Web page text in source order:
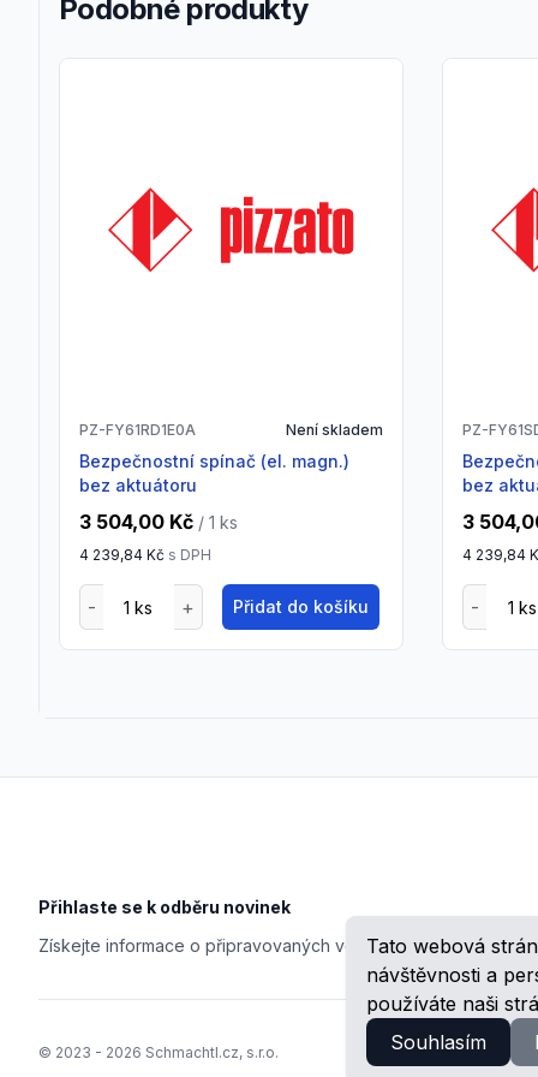
Tato webová
návštěvnosti a
používáte naši
Souhlasím
Podobné produkty
PZ-FY61RD1E0A Není skladem
Bezpečnostní spínač (el. magn.)
bez aktuátoru
3 504,00 Kč / 1 ks
4 239,84 Kč s DPH
Přidat do košíku
PZ-
Bezpečnostní spínač (el. magn.)
bez
3
4 239,84
Přihlaste se k odběru novinek
Získejte informace o připravovaných veletrzích, školeních,
© 2023 - 2026 Schmachtl.cz, s.r.o.